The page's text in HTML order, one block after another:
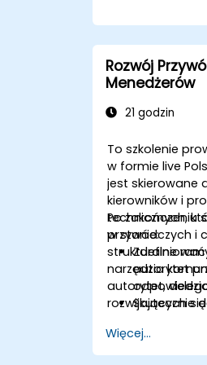
Rozwój
Menedżerów
21 godzin
To szkolenie
w formie live
jest skierowane
kierowników i
technicznych,
przywódczych i
strukturalne
narzędzia
autorytet,
rozwijających
Po zakończeniu
w stanie:
autorytet
Skutecznie
Prowadzić
Więcej...